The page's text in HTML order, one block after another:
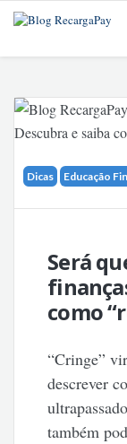
Dicas Educação
Será
como
“Cringe”
descrever
também